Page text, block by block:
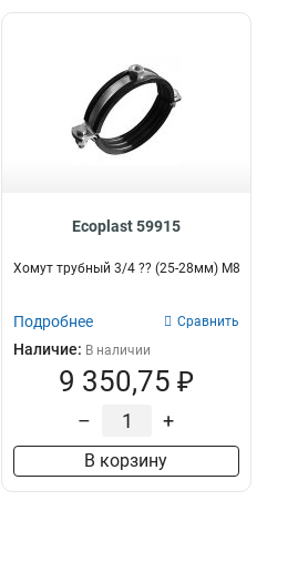
Ecoplast 59915
Хомут трубный 3/4 ?? (25-28мм) М8
Подробнее Сравнить
Наличие: В наличии
9 350,75 ₽
– +
В корзину